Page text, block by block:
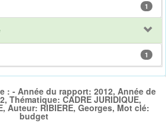
1
1
: - Année du rapport: 2012, Année de
Thématique: CADRE JURIDIQUE,
Auteur: RIBIERE, Georges, Mot clé:
budget